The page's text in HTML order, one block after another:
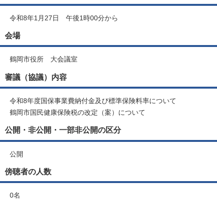
令和8年1月27日 午後1時00分から
会場
鶴岡市役所 大会議室
審議（協議）内容
令和8年度国保事業費納付金及び標準保険料率について
鶴岡市国民健康保険税の改定（案）について
公開・非公開・一部非公開の区分
公開
傍聴者の人数
0名